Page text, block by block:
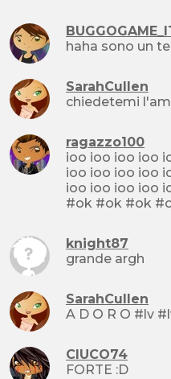
haha sono un
SarahCullen
chiedetemi
ragazzo100
ioo ioo ioo ioo ioo ioo ioo ioo ioo ioo ioo
ioo ioo ioo ioo ioo ioo ioo ioo ioo ioo ioo
ioo ioo ioo ioo ioo ioo #ok #ok #ok #ok
#ok #ok
knight87
grande argh
SarahCullen
CIUCO74
FORTE :D